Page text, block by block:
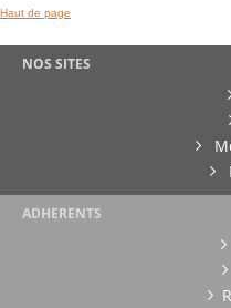
Haut de page
NOS SITES
ADHERENTS